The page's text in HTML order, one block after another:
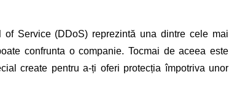
Service (DDoS) reprezintă una dintre cele mai
confrunta o companie. Tocmai de aceea este
create pentru a-ți oferi protecția împotriva unor